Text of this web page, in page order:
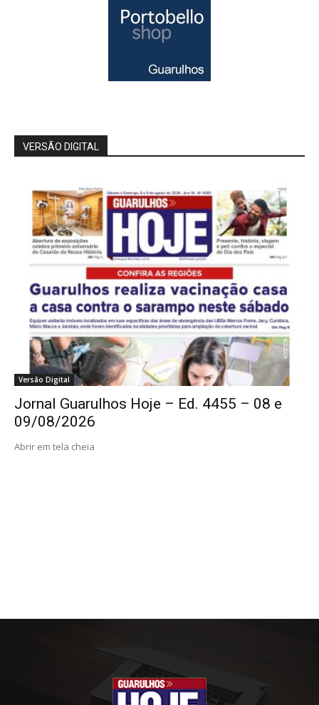
VERSÃO DIGITAL
Versão Digital
Jornal Guarulhos Hoje – Ed. 4455 – 08 e
09/08/2026
Abrir em tela cheia